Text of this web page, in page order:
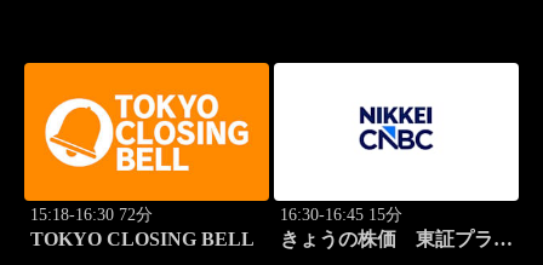
15:18-16:30 72分
TOKYO CLOSING BELL
16:30-16:45 15分
きょうの株価 東証プライ